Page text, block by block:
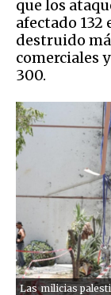
que los
afectado 132
destruido
comerciales
300.
Las milicias